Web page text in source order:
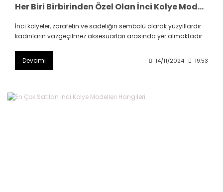
Her Biri Birbirinden Özel Olan İnci Kolye Modelleri Hangileri
İnci kolyeler, zarafetin ve sadeliğin sembolü olarak yüzyıllardır
kadınların vazgeçilmez aksesuarları arasında yer almaktadır.
Devamı 14/11/2024 19:53